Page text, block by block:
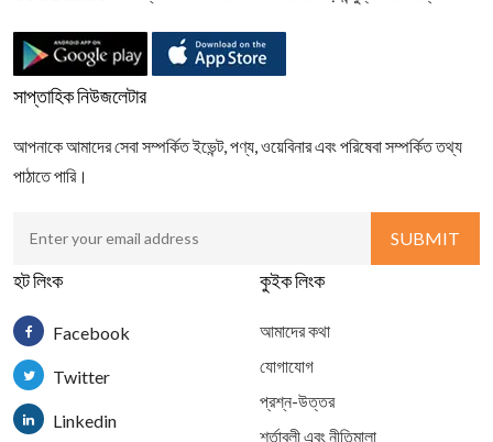
সাপ্তাহিক নিউজলেটার
আপনাকে আমাদের সেবা সম্পর্কিত ইভেন্ট, পণ্য, ওয়েবিনার এবং পরিষেবা সম্পর্কিত তথ্য
পাঠাতে পারি।
হট লিংক
Facebook
Twitter
Linkedin
কুইক লিংক
আমাদের কথা
যোগাযোগ
প্রশ্ন-উত্তর
শর্তাবলী এবং নীতিমালা